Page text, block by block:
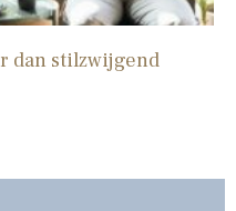
dan stilzwijgend